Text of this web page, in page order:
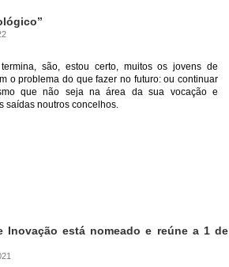
são, estou certo, muitos os jovens de
o problema do que fazer no futuro: ou continuar
que não seja na área da sua vocação e
saídas noutros concelhos.
Inovação está nomeado e reúne a 1 de